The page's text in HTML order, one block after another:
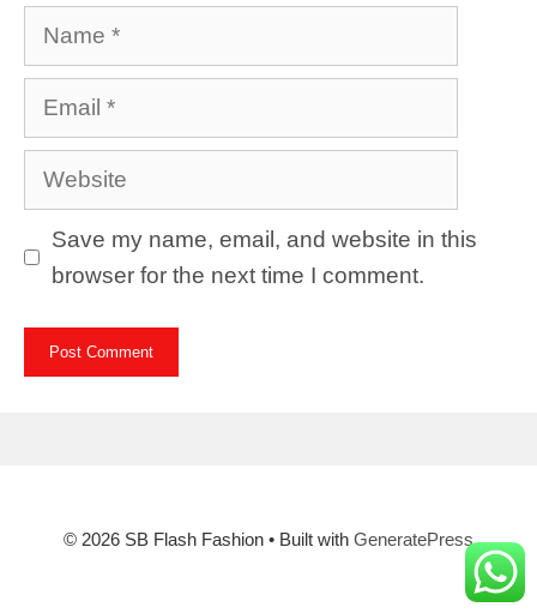
Name
Email
Website
Save my name, email, and website in this
browser for the next time I comment.
© 2026 SB Flash Fashion • Built with GeneratePress